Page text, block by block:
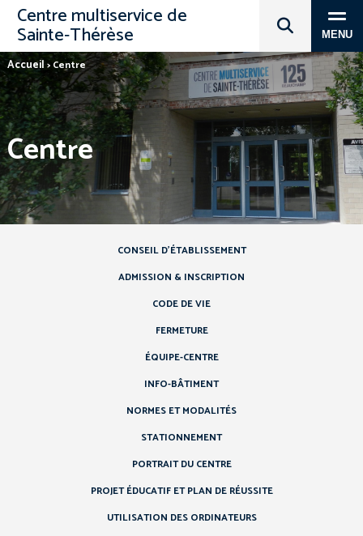
Centre multiservice de
Sainte‑Thérèse MENU
Accueil > Centre
Centre
CONSEIL D’ÉTABLISSEMENT
ADMISSION & INSCRIPTION
CODE DE VIE
FERMETURE
ÉQUIPE-CENTRE
INFO-BÂTIMENT
NORMES ET MODALITÉS
STATIONNEMENT
PORTRAIT DU CENTRE
PROJET ÉDUCATIF ET PLAN DE RÉUSSITE
UTILISATION DES ORDINATEURS